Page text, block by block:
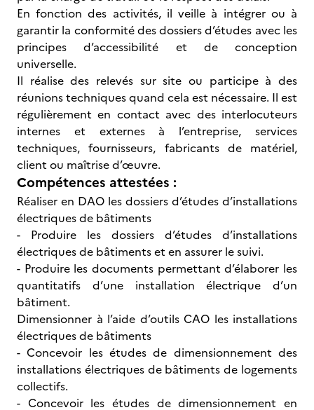
En fonction des activités, il veille à intégrer ou à
garantir la conformité des dossiers d’études avec les
principes d’accessibilité et de conception
universelle.
Il réalise des relevés sur site ou participe à des
réunions techniques quand cela est nécessaire. Il est
régulièrement en contact avec des interlocuteurs
internes et externes à l’entreprise, services
techniques, fournisseurs, fabricants de matériel,
client ou maîtrise d’œuvre.
Compétences attestées :
Réaliser en DAO les dossiers d’études d’installations
électriques de bâtiments
- Produire les dossiers d’études d’installations
électriques de bâtiments et en assurer le suivi.
- Produire les documents permettant d’élaborer les
quantitatifs d’une installation électrique d’un
bâtiment.
Dimensionner à l’aide d’outils CAO les installations
électriques de bâtiments
- Concevoir les études de dimensionnement des
installations électriques de bâtiments de logements
collectifs.
- Concevoir les études de dimensionnement en